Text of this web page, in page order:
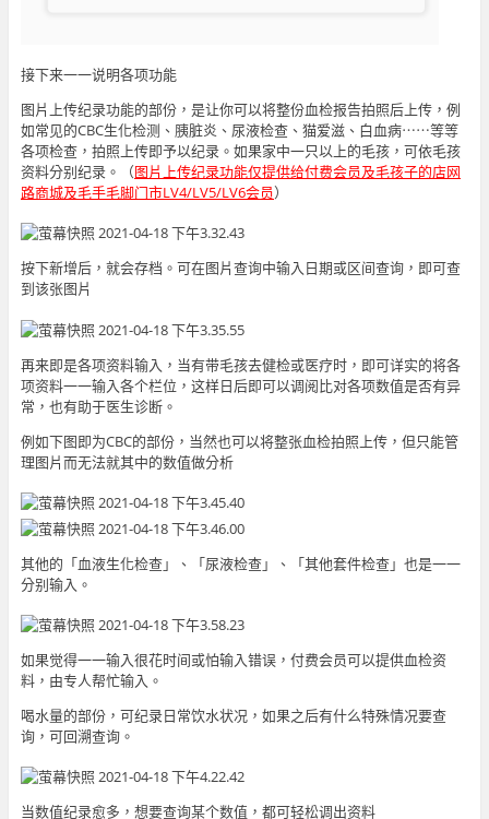
接下来一一说明各项功能
图片上传纪录功能的部份，是让你可以将整份血检报告拍照后上传，例
如常见的CBC生化检测、胰脏炎、尿液检查、猫爱滋、白血病⋯⋯等等
各项检查，拍照上传即予以纪录。如果家中一只以上的毛孩，可依毛孩
资料分别纪录。（图片上传纪录功能仅提供给付费会员及毛孩子的店网
路商城及毛手毛脚门市LV4/LV5/LV6会员）
按下新增后，就会存档。可在图片查询中输入日期或区间查询，即可查
到该张图片
再来即是各项资料输入，当有带毛孩去健检或医疗时，即可详实的将各
项资料一一输入各个栏位，这样日后即可以调阅比对各项数值是否有异
常，也有助于医生诊断。
例如下图即为CBC的部份，当然也可以将整张血检拍照上传，但只能管
理图片而无法就其中的数值做分析
其他的「血液生化检查」、「尿液检查」、「其他套件检查」也是一一
分别输入。
如果觉得一一输入很花时间或怕输入错误，付费会员可以提供血检资
料，由专人帮忙输入。
喝水量的部份，可纪录日常饮水状况，如果之后有什么特殊情况要查
询，可回溯查询。
当数值纪录愈多，想要查询某个数值，都可轻松调出资料